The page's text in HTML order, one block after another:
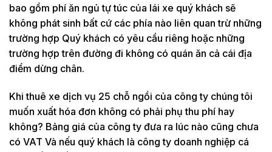
bao gồm phí ăn ngủ tự túc của lái xe quý khách sẽ
không phát sinh bất cứ các phía nào liên quan trừ những
trường hợp Quý khách có yêu cầu riêng hoặc những
trường hợp trên đường đi không có quán ăn cả cái địa
điểm dừng chân.
Khi thuê xe dịch vụ 25 chỗ ngồi của công ty chúng tôi
muốn xuất hóa đơn không có phải phụ thu phí hay
không? Bảng giá của công ty đưa ra lúc nào cũng chưa
có VAT Và nếu quý khách là công ty doanh nghiệp cá